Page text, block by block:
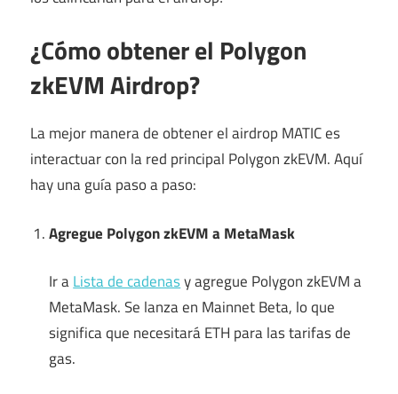
¿Cómo obtener el Polygon
zkEVM Airdrop?
La mejor manera de obtener el airdrop MATIC es
interactuar con la red principal Polygon zkEVM. Aquí
hay una guía paso a paso:
Agregue Polygon zkEVM a MetaMask
Ir aLista de cadenasy agregue Polygon zkEVM a
MetaMask. Se lanza en Mainnet Beta, lo que
significa que necesitará ETH para las tarifas de
gas.